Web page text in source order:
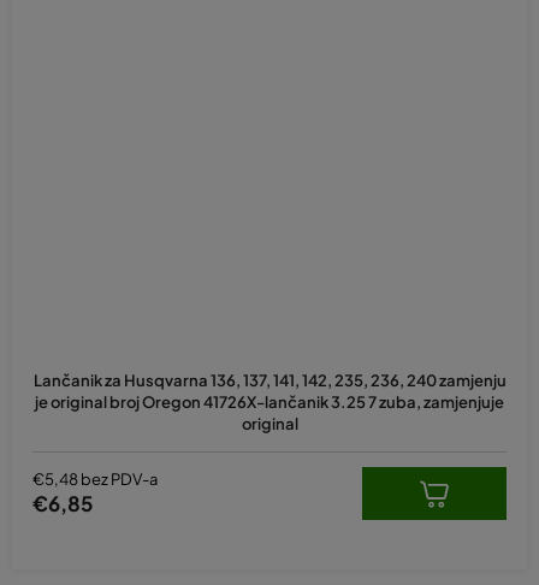
Lančanik za Husqvarna 136, 137, 141, 142, 235, 236, 240 zamjenju
je original broj Oregon 41726X-lančanik 3.25 7 zuba, zamjenjuje
original
€5,48 bez PDV-a
€6,85